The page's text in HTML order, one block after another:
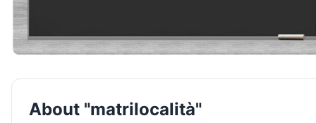
About "matrilocalità"